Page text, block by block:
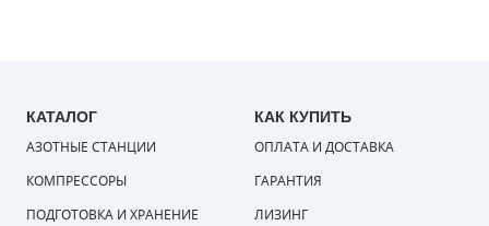
КАТАЛОГ
АЗОТНЫЕ СТАНЦИИ
КОМПРЕССОРЫ
ПОДГОТОВКА И ХРАНЕНИЕ
КАК КУПИТЬ
ОПЛАТА И ДОСТАВКА
ГАРАНТИЯ
ЛИЗИНГ